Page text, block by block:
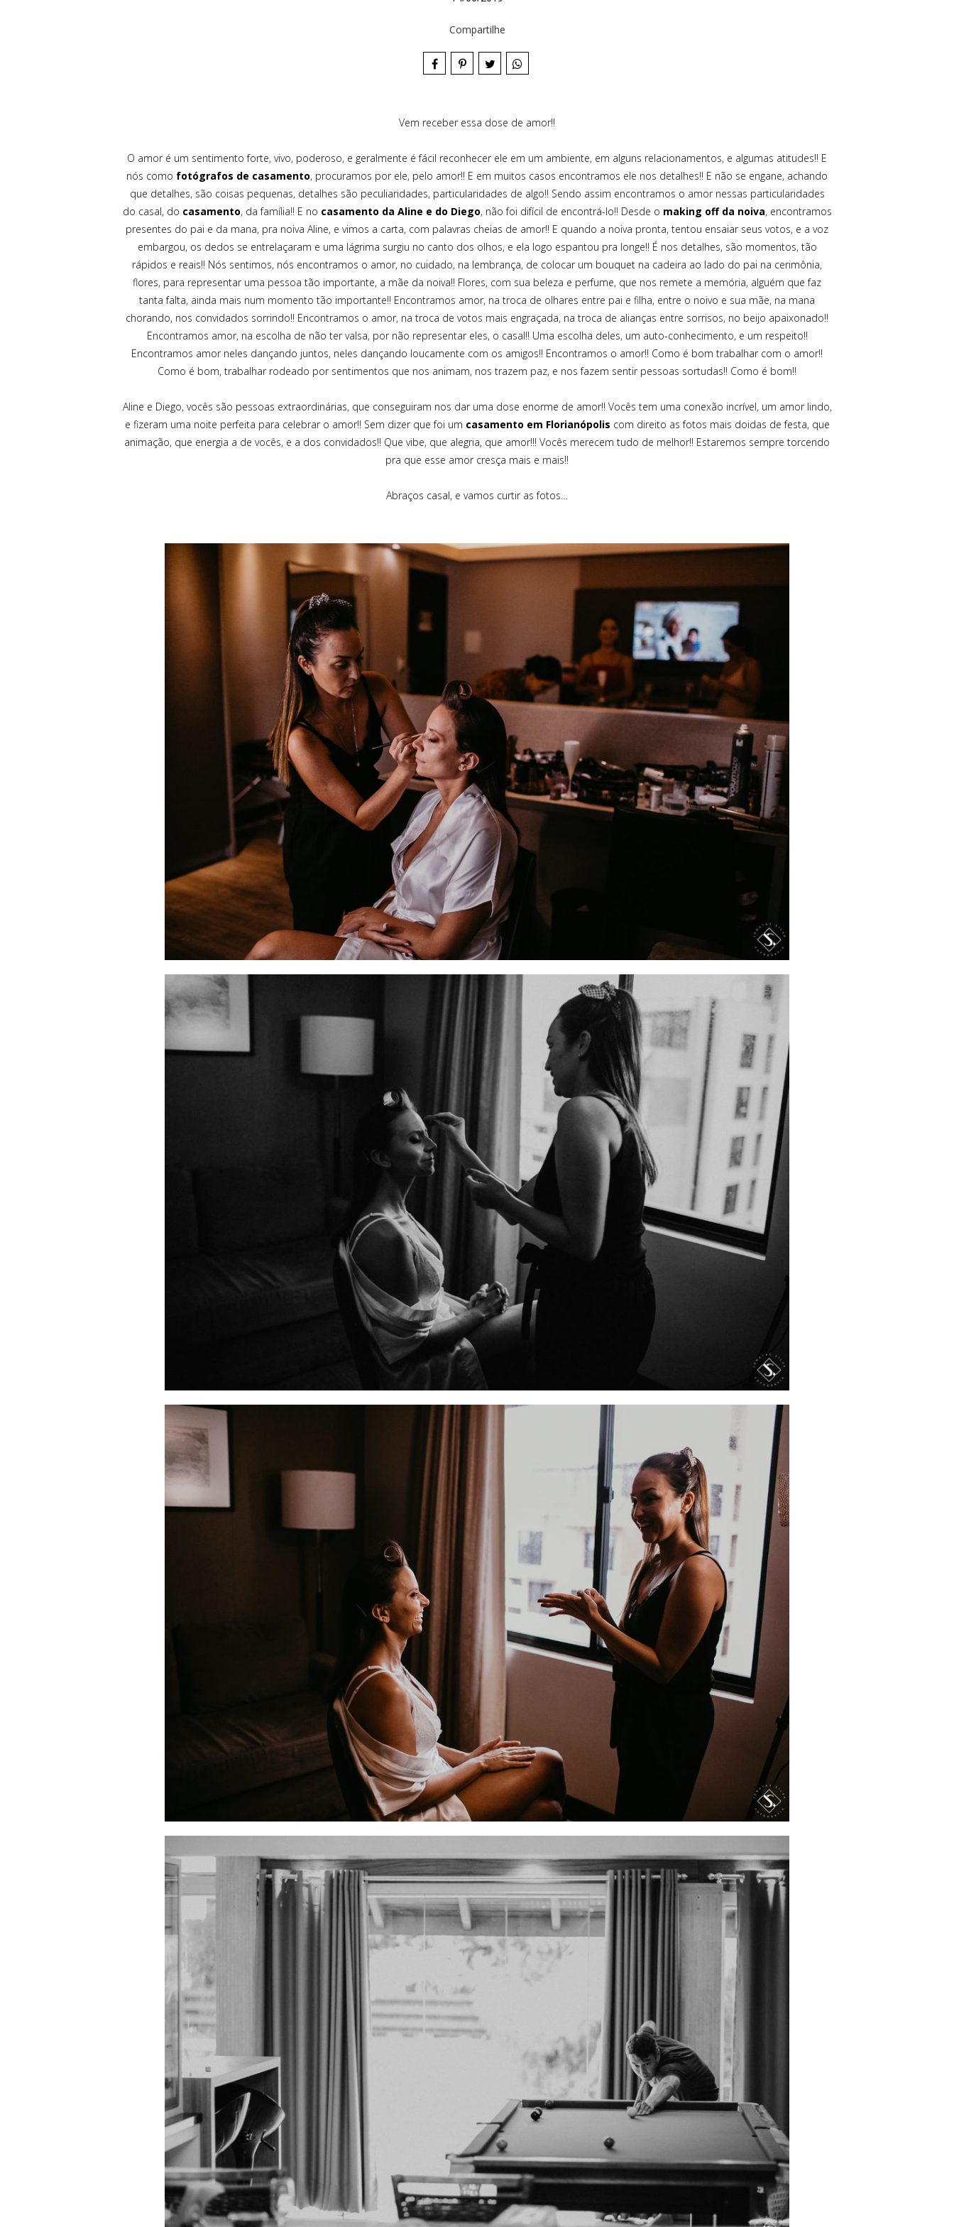
Compartilhe
Vem receber essa dose de amor!!
O amor é um sentimento forte, vivo, poderoso, e geralmente é fácil reconhecer ele em um ambiente, em alguns relacionamentos, e algumas atitudes!! E
nós como fotógrafos de casamento, procuramos por ele, pelo amor!! E em muitos casos encontramos ele nos detalhes!! E não se engane, achando
que detalhes, são coisas pequenas, detalhes são peculiaridades, particularidades de algo!! Sendo assim encontramos o amor nessas particularidades
do casal, do casamento, da família!! E no casamento da Aline e do Diego, não foi difícil de encontrá-lo!! Desde o making off da noiva, encontramos
presentes do pai e da mana, pra noiva Aline, e vimos a carta, com palavras cheias de amor!! E quando a noiva pronta, tentou ensaiar seus votos, e a voz
embargou, os dedos se entrelaçaram e uma lágrima surgiu no canto dos olhos, e ela logo espantou pra longe!! É nos detalhes, são momentos, tão
rápidos e reais!! Nós sentimos, nós encontramos o amor, no cuidado, na lembrança, de colocar um bouquet na cadeira ao lado do pai na cerimônia,
flores, para representar uma pessoa tão importante, a mãe da noiva!! Flores, com sua beleza e perfume, que nos remete a memória, alguém que faz
tanta falta, ainda mais num momento tão importante!! Encontramos amor, na troca de olhares entre pai e filha, entre o noivo e sua mãe, na mana
chorando, nos convidados sorrindo!! Encontramos o amor, na troca de votos mais engraçada, na troca de alianças entre sorrisos, no beijo apaixonado!!
Encontramos amor, na escolha de não ter valsa, por não representar eles, o casal!! Uma escolha deles, um auto-conhecimento, e um respeito!!
Encontramos amor neles dançando juntos, neles dançando loucamente com os amigos!! Encontramos o amor!! Como é bom trabalhar com o amor!!
Como é bom, trabalhar rodeado por sentimentos que nos animam, nos trazem paz, e nos fazem sentir pessoas sortudas!! Como é bom!!
Aline e Diego, vocês são pessoas extraordinárias, que conseguiram nos dar uma dose enorme de amor!! Vocês tem uma conexão incrível, um amor lindo,
e fizeram uma noite perfeita para celebrar o amor!! Sem dizer que foi um casamento em Florianópolis com direito as fotos mais doidas de festa, que
animação, que energia a de vocês, e a dos convidados!! Que vibe, que alegria, que amor!!! Vocês merecem tudo de melhor!! Estaremos sempre torcendo
pra que esse amor cresça mais e mais!!
Abraços casal, e vamos curtir as fotos…